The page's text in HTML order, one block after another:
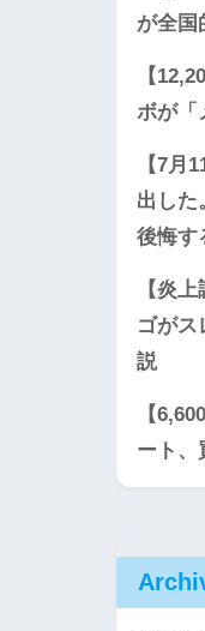
が全国
【
ボが「
【7月
出した
後悔す
【炎
ゴがス
説
【
ート、